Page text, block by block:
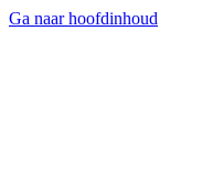
Ga naar hoofdinhoud